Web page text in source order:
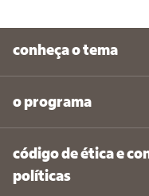
conheça o tema
o programa
código de ética e
políticas